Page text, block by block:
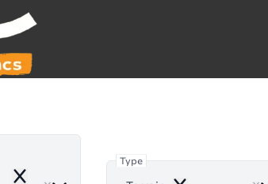
Type